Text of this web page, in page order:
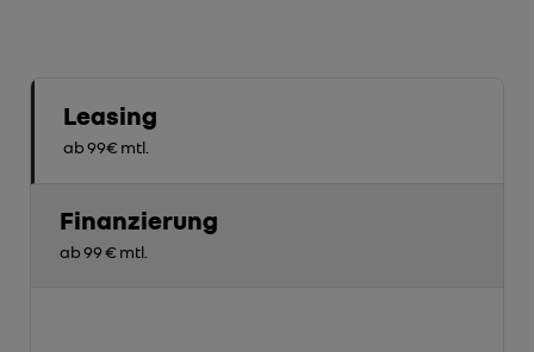
Leasing
ab 99€ mtl.
Finanzierung
ab 99 € mtl.